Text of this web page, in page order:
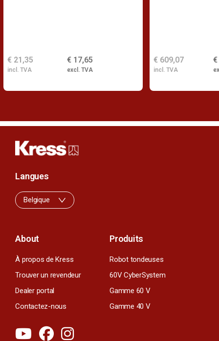
€ 17,65
excl. TVA
€ 21,35
incl. TVA
€
€ 609,07
incl. TVA
About
À propos de Kress
Trouver un revendeur
Dealer portal
Contactez-nous
Produits
Robot tondeuses
60V CyberSystem
Gamme 60 V
Gamme 40 V
Langues
Belgique